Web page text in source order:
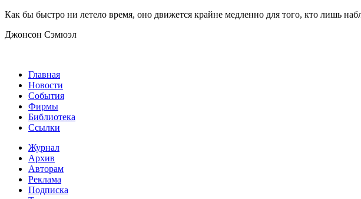
Как бы быстро ни летело время, оно движется крайне медленно для того, кто лишь
Джонсон Сэмюэл
Главная
Новости
События
Фирмы
Библиотека
Ссылки
Журнал
Архив
Авторам
Реклама
Подписка